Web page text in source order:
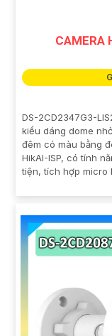
CAMERA
DS-2CD2347G3-
kiểu dáng dome
đêm có màu bằng
HikAI-ISP, có tính
tiện, tích hợp micro